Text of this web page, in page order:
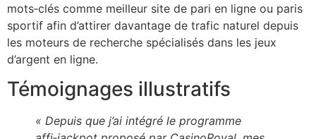
mots‑clés comme meilleur site de pari en ligne ou paris
sportif afin d’attirer davantage de trafic naturel depuis
les moteurs de recherche spécialisés dans les jeux
d’argent en ligne.
Témoignages illustratifs
« Depuis que j’ai intégré le programme